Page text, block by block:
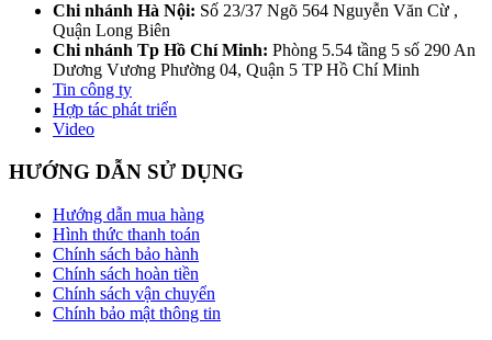
Chi nhánh Hà Nội: Số 23/37 Ngõ 564 Nguyễn Văn Cừ ,
Quận Long Biên
Chi nhánh Tp Hồ Chí Minh: Phòng 5.54 tầng 5 số 290 An
Dương Vương Phường 04, Quận 5 TP Hồ Chí Minh
Tin công ty
Hợp tác phát triển
Video
HƯỚNG DẪN SỬ DỤNG
Hướng dẫn mua hàng
Hình thức thanh toán
Chính sách bảo hành
Chính sách hoàn tiền
Chính sách vận chuyển
Chính bảo mật thông tin